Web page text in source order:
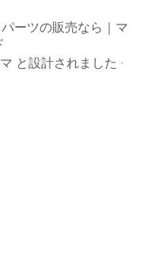
ーツの販売なら｜マ
と設計されました ·